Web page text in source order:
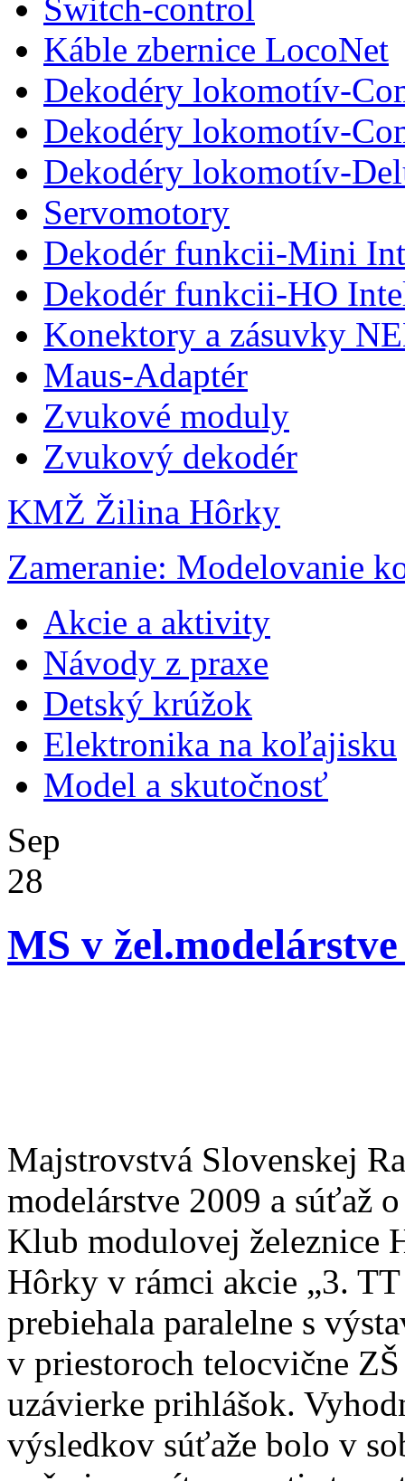
Switch-control
Káble zbernice LocoNet
Dekodéry lokomotív-
Dekodéry lokomotív-
Dekodéry lokomotív-
Servomotory
Dekodér funkcii-Mini
Dekodér funkcii-HO
Konektory a zásuvky
Maus-Adaptér
Zvukové moduly
Zvukový dekodér
KMŽ Žilina Hôrky
Zameranie: Modelovanie
Akcie a aktivity
Návody z praxe
Detský krúžok
Elektronika na koľajisku
Model a skutočnosť
Sep
28
MS v
Majstrovstvá Slovenskej
modelárstve 2009 a súťaž
Klub modulovej železnice
Hôrky v rámci akcie „3.
prebiehala paralelne s
v priestoroch telocvične
uzávierke prihlášok.
výsledkov súťaže bolo v